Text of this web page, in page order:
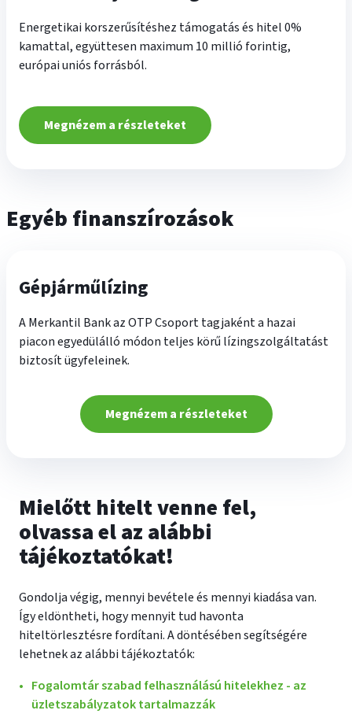
Energetikai korszerűsítéshez támogatás és hitel 0%
kamattal, együttesen maximum 10 millió forintig,
európai uniós forrásból.
Megnézem a részleteket
Egyéb finanszírozások
Gépjárműlízing
A Merkantil Bank az OTP Csoport tagjaként a hazai
piacon egyedülálló módon teljes körű lízingszolgáltatást
biztosít ügyfeleinek.
Megnézem a részleteket
Mielőtt hitelt venne fel,
olvassa el az alábbi
tájékoztatókat!
Gondolja végig, mennyi bevétele és mennyi kiadása van.
Így eldöntheti, hogy mennyit tud havonta
hiteltörlesztésre fordítani. A döntésében segítségére
lehetnek az alábbi tájékoztatók:
Fogalomtár szabad felhasználású hitelekhez - az
üzletszabályzatok tartalmazzák